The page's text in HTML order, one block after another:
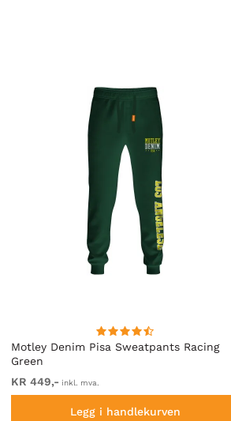
Motley Denim Pisa Sweatpants Racing
Green
KR 449,- inkl. mva.
Legg i handlekurven